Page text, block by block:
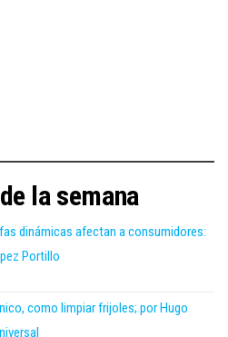
la semana
dinámicas afectan a consumidores:
Portillo
como limpiar frijoles; por Hugo